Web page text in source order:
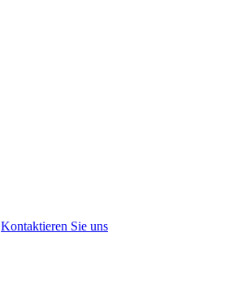
Kontaktieren Sie uns